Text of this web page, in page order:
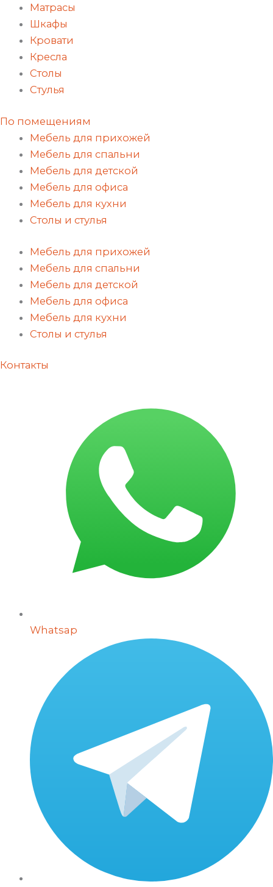
Матрасы
Шкафы
Кровати
Кресла
Столы
Стулья
По помещениям
Мебель для прихожей
Мебель для спальни
Мебель для детской
Мебель для офиса
Мебель для кухни
Столы и стулья
Мебель для прихожей
Мебель для спальни
Мебель для детской
Мебель для офиса
Мебель для кухни
Столы и стулья
Контакты
Whatsap